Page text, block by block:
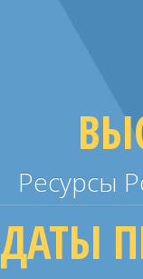
Ресурсы
ДАТЫ